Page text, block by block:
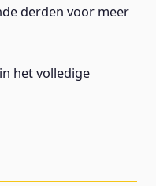
derden voor meer
het volledige